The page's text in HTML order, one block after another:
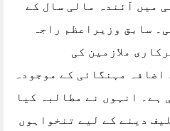
میں آئندہ مالی سال کے
سابق وزیراعظم راجہ
ملازمین کی
مہنگائی کے موجودہ
ہے۔ انہوں نے مطالبہ کیا
دینے کے لیے تنخواہوں